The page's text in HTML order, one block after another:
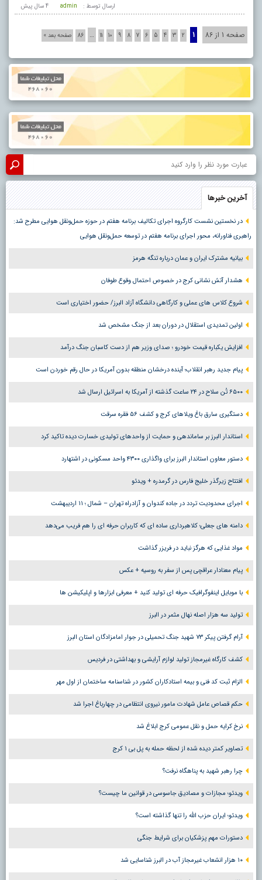
4 سال پيش ارسال توسط : admin
صفحه 1 از 86 1
2
3
4
5
6
7
8
9
10
11
…
86 صفحه بعد »
آخرین خبرها
در نخستین نشست کارگروه اجرای تکالیف برنامه هفتم در حوزه حمل‌ونقل هوایی مطرح شد:
راهبری فناورانه، محور اجرای برنامه هفتم در توسعه حمل‌ونقل هوایی
بیانیه مشترک ایران و عمان درباره تنگه هرمز
هشدار آتش نشانی کرج در خصوص احتمال وقوع طوفان
شروع کلاس های عملی و کارگاهی دانشگاه آزاد البرز/ حضور اختیاری است
اولین تمدیدی استقلال در دوران بعد از جنگ مشخص شد
افزایش یکباره قیمت خودرو ؛ صدای وزیر هم از دست کاسبان جنگ درآمد
پیام جدید رهبر انقلاب؛ آینده درخشان منطقه بدون آمریکا در حال رقم خوردن است
۶۵۰۰ تُن سلاح در ۲۴ ساعت گذشته از آمریکا به اسرائیل ارسال شد
دستگیری سارق باغ ویلاهای کرج و کشف ۵۶ فقره سرقت
استاندار البرز بر ساماندهی و حمایت از واحدهای تولیدی خسارت دیده تاکید کرد
دستور معاون استاندار البرز برای واگذاری ۴۳۰۰ واحد مسکونی در اشتهارد
افتتاح زیرگذر خلیج فارس در گرمدره + ویدئو
اجرای محدودیت تردد در جاده کندوان و آزادراه تهران – شمال ؛ ١١ اردیبهشت
دامنه های جعلی؛ کلاهبرداری ساده ای که کاربران حرفه ای را هم فریب می‌دهد
مواد غذایی که هرگز نباید در فریزر گذاشت
پیام معنادار عراقچی پس از سفر به روسیه + عکس
با موبایل اینفوگرافیک حرفه ای تولید کنید + معرفی ابزارها و اپلیکیشن ها
تولید سه هزار اصله نهال مثمر در البرز
آرام گرفتن پیکر ۷۳ شهید جنگ تحمیلی در جوار امامزادگان استان البرز
کشف کارگاه غیرمجاز تولید لوازم آرایشی و بهداشتی در فردیس
الزام ثبت کد فنی و بیمه استادکاران کشور در شناسنامه ساختمان از اول مهر
حکم قصاص عامل شهادت مامور نیروی انتظامی در چهارباغ اجرا شد
نرخ کرایه حمل و نقل عمومی کرج ابلاغ شد
تصاویر کمتر دیده شده از لحظه حمله به پل بی ۱ کرج
چرا رهبر شهید به پناهگاه نرفت؟
ویدئو؛ مجازات و مصادیق جاسوسی در قوانین ما چیست؟
ویدئو؛ ایران حزب الله را تنها گذاشته است؟
دستورات مهم پزشکیان برای شرایط جنگی
۱۰ هزار انشعاب غیرمجاز آب در البرز شناسایی شد